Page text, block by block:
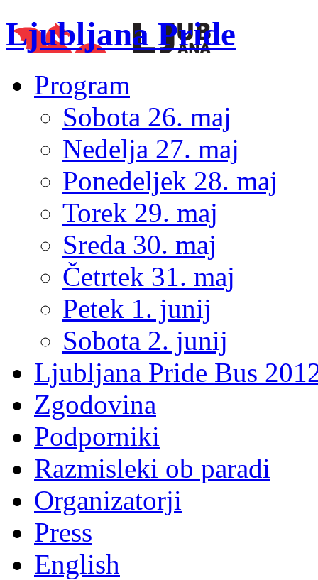
Ljubljana Pride
Program
Sobota 26. maj
Nedelja 27. maj
Ponedeljek 28. maj
Torek 29. maj
Sreda 30. maj
Četrtek 31. maj
Petek 1. junij
Sobota 2. junij
Ljubljana Pride Bus
Zgodovina
Podporniki
Razmisleki ob paradi
Organizatorji
Press
English